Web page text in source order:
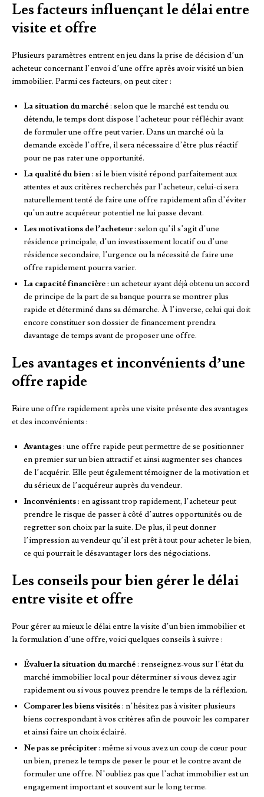
Les facteurs influençant le délai entre
visite et offre
Plusieurs paramètres entrent en jeu dans la prise de décision d’un
acheteur concernant l’envoi d’une offre après avoir visité un bien
immobilier. Parmi ces facteurs, on peut citer :
La situation du marché: selon que le marché est tendu ou
détendu, le temps dont dispose l’acheteur pour réfléchir avant
de formuler une offre peut varier. Dans un marché où la
demande excède l’offre, il sera nécessaire d’être plus réactif
pour ne pas rater une opportunité.
La qualité du bien: si le bien visité répond parfaitement aux
attentes et aux critères recherchés par l’acheteur, celui-ci sera
naturellement tenté de faire une offre rapidement afin d’éviter
qu’un autre acquéreur potentiel ne lui passe devant.
Les motivations de l’acheteur: selon qu’il s’agit d’une
résidence principale, d’un investissement locatif ou d’une
résidence secondaire, l’urgence ou la nécessité de faire une
offre rapidement pourra varier.
La capacité financière: un acheteur ayant déjà obtenu un accord
de principe de la part de sa banque pourra se montrer plus
rapide et déterminé dans sa démarche. À l’inverse, celui qui doit
encore constituer son dossier de financement prendra
davantage de temps avant de proposer une offre.
Les avantages et inconvénients d’une
offre rapide
Faire une offre rapidement après une visite présente des avantages
et des inconvénients :
Avantages: une offre rapide peut permettre de se positionner
en premier sur un bien attractif et ainsi augmenter ses chances
de l’acquérir. Elle peut également témoigner de la motivation et
du sérieux de l’acquéreur auprès du vendeur.
Inconvénients: en agissant trop rapidement, l’acheteur peut
prendre le risque de passer à côté d’autres opportunités ou de
regretter son choix par la suite. De plus, il peut donner
l’impression au vendeur qu’il est prêt à tout pour acheter le bien,
ce qui pourrait le désavantager lors des négociations.
Les conseils pour bien gérer le délai
entre visite et offre
Pour gérer au mieux le délai entre la visite d’un bien immobilier et
la formulation d’une offre, voici quelques conseils à suivre :
Évaluer la situation du marché: renseignez-vous sur l’état du
marché immobilier local pour déterminer si vous devez agir
rapidement ou si vous pouvez prendre le temps de la réflexion.
Comparer les biens visités: n’hésitez pas à visiter plusieurs
biens correspondant à vos critères afin de pouvoir les comparer
et ainsi faire un choix éclairé.
Ne pas se précipiter: même si vous avez un coup de cœur pour
un bien, prenez le temps de peser le pour et le contre avant de
formuler une offre. N’oubliez pas que l’achat immobilier est un
engagement important et souvent sur le long terme.